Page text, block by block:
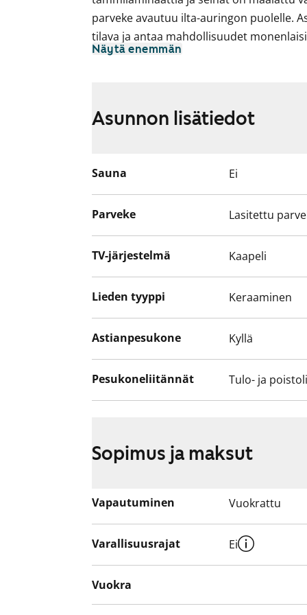
parveke avautuu ilta-auringon puolelle.
tilava ja antaa mahdollisuudet
Varustukseen kuuluu keraaminen liesi,
Kylpyhuoneessa ja erillisessä wc:ssä on
Pyykinpesukoneelle löytyy oma paikka
Näytä enemmän
Asunnon lisätiedot
Sauna Ei
Parveke Lasitettu
TV-järjestelmä Kaapeli
Lieden tyyppi Keraaminen
Astianpesukone Kyllä
Pesukoneliitännät Tulo- ja
Sopimus ja maksut
Vapautuminen Vuokrattu
Varallisuusrajat Ei
Vuokra